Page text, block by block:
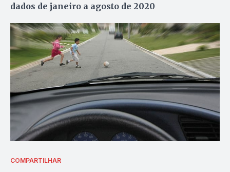
dados de janeiro a agosto de 2020
COMPARTILHAR